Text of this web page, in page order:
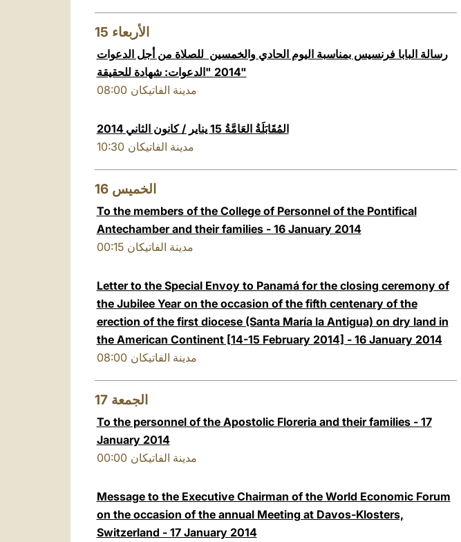
15 الأربعاء
رسالة البابا فرنسيس بمناسبة اليوم الحادي والخمسين للصلاة من أجل الدعوات
2014 "الدعوات: شهادة للحقيقة"
08:00 مدينة الفاتيكان
المُقَابَلَةُ العَامَّةُ 15 يناير / كانون الثاني 2014
10:30 مدينة الفاتيكان
16 الخميس
To the members of the College of Personnel of the Pontifical
Antechamber and their families - 16 January 2014
00:15 مدينة الفاتيكان
Letter to the Special Envoy to Panamá for the closing ceremony of
the Jubilee Year on the occasion of the fifth centenary of the
erection of the first diocese (Santa María la Antigua) on dry land in
the American Continent [14-15 February 2014] - 16 January 2014
08:00 مدينة الفاتيكان
17 الجمعة
To the personnel of the Apostolic Floreria and their families - 17
January 2014
00:00 مدينة الفاتيكان
Message to the Executive Chairman of the World Economic Forum
on the occasion of the annual Meeting at Davos-Klosters,
Switzerland - 17 January 2014